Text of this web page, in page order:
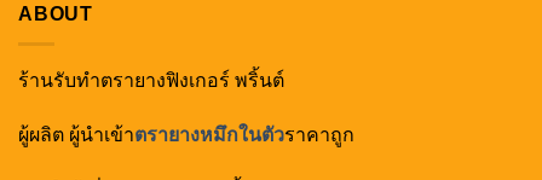
ABOUT
ร้านรับทำตรายางฟิงเกอร์ พริ้นต์
ผู้ผลิต ผู้นำเข้าตรายางหมึกในตัวราคาถูก